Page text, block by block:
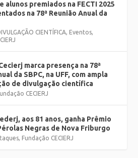
alunos premiados na FECTI 2025
na 78ª Reunião Anual da
CIENTÍFICA, Eventos,
marca presença na 78ª
da SBPC, na UFF, com ampla
de divulgação científica
CECIERJ
aos 81 anos, ganha Prêmio
Negras de Nova Friburgo
, Fundação CECIERJ